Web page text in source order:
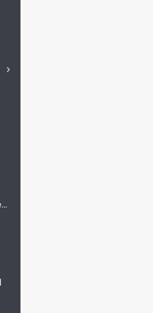
Gestione dei documenti